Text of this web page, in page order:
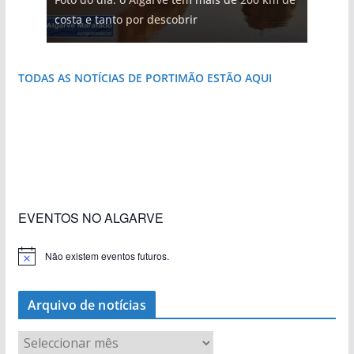
do Algarve
natureza
costa e tanto por descobrir
destruída por um raio
que respira autenticidade
janela para a Ria Formosa
TODAS AS NOTÍCIAS DE PORTIMÃO ESTÃO AQUI
EVENTOS NO ALGARVE
Não existem eventos futuros.
Arquivo de notícias